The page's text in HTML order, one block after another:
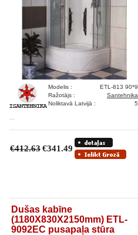
Modelis :
ETL-813 90*9
Ražotājs :
Santehnika
Noliktavā Latvijā :
5
€412.63€341.49
Dušas kabīne
(1180X830X2150mm) ETL-
9092EC pusapaļa stūra